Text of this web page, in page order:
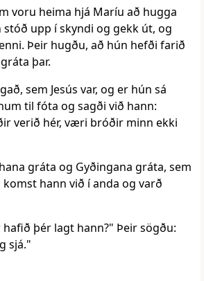
voru heima hjá Maríu að hugga
stóð upp í skyndi og gekk út, og
Þeir hugðu, að hún hefði farið
þar.
sem Jesús var, og er hún sá
til fóta og sagði við hann:
verið hér, væri bróðir minn ekki
gráta og Gyðingana gráta, sem
hann við í anda og varð
þér lagt hann?" Þeir sögðu:
sjá."